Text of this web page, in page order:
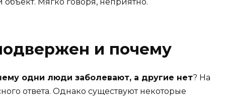
Мягко говоря, неприятно.
и почему
одни люди заболевают, а другие нет? На
ответа. Однако существуют некоторые